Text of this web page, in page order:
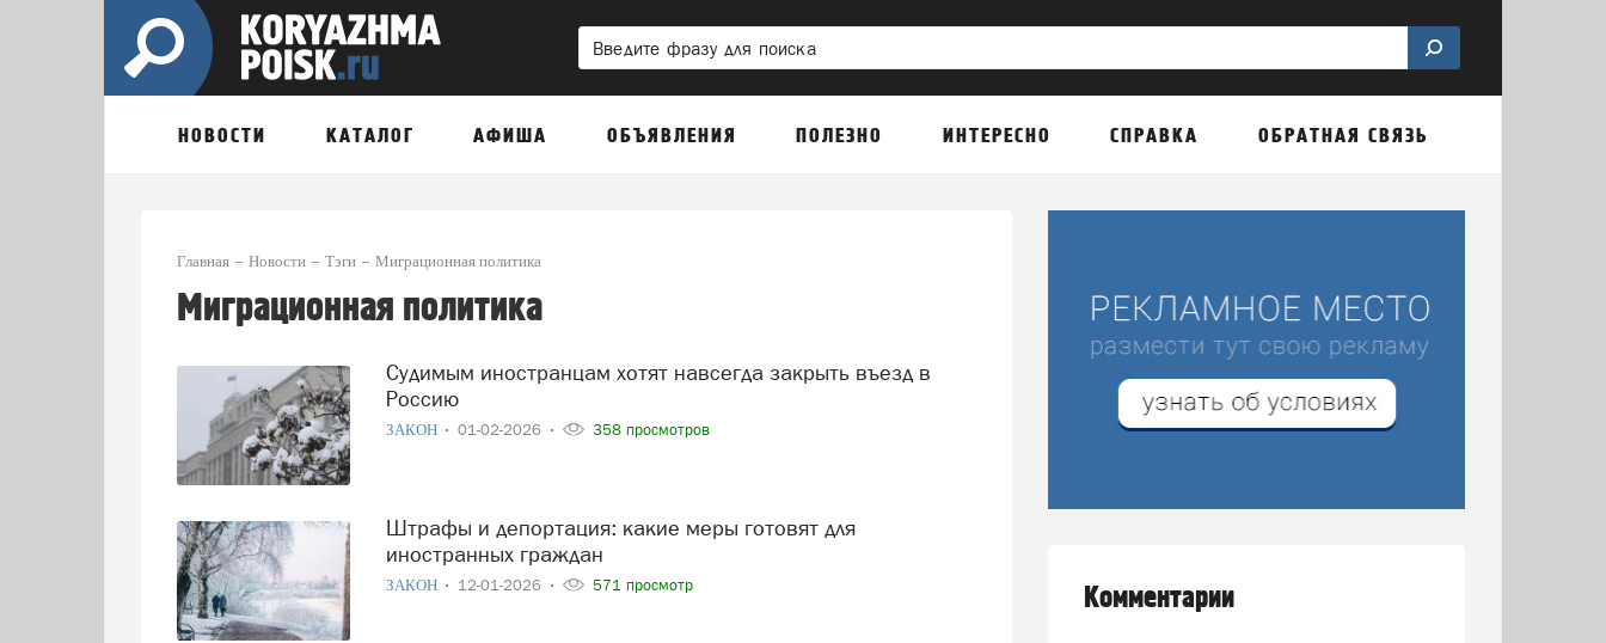
НОВОСТИ КАТАЛОГ АФИША ОБЪЯВЛЕНИЯ ПОЛЕЗНО ИНТЕРЕСНО СПРАВКА ОБРАТНАЯ СВЯЗЬ
Главная Новости Тэги Миграционная политика
Миграционная политика
Судимым иностранцам хотят навсегда закрыть въезд в
Россию
ЗАКОН 01-02-2026 358 просмотров
Штрафы и депортация: какие меры готовят для
иностранных граждан
ЗАКОН 12-01-2026 571 просмотр Комментарии